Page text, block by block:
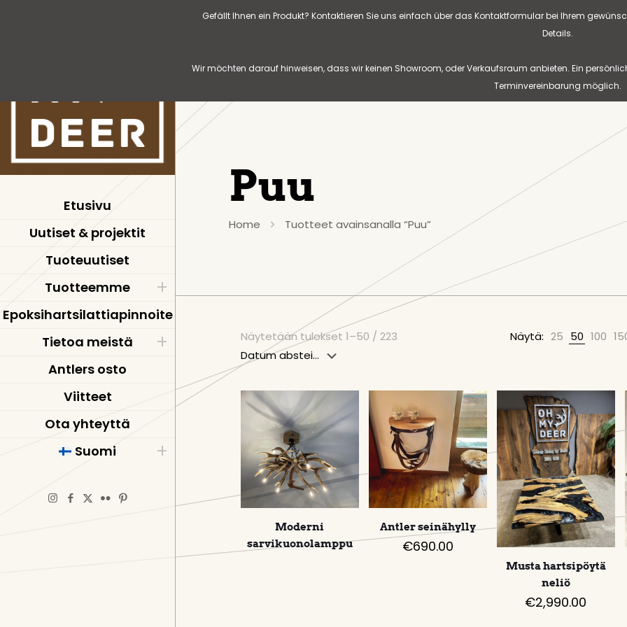
Gefällt Ihnen ein Produkt? Kontaktieren Sie uns einfach über das Kontaktformular bei Ihrem
Details.
Wir möchten darauf hinweisen, dass wir keinen Showroom, oder Verkaufsraum anbieten. Ein
Terminvereinbarung möglich.
Etusivu
Uutiset & projektit
Tuoteuutiset
Tuotteemme
Epoksihartsilattiapinnoite
Tietoa meistä
Antlers osto
Viitteet
Ota yhteyttä
Suomi
Puu
Home Tuotteet avainsanalla “Puu”
Näytetään tulokset 1–50 / 223 Näytä: 25 50 100
Moderni
sarvikuonolamppu
Antler seinähylly
€690.00
Musta hartsipöytä
neliö
€2,990.00